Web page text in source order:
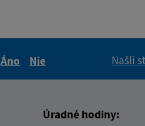
Áno
Nie
Našli
Úradné hodiny: